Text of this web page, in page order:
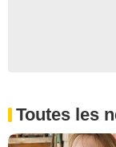
Toutes les